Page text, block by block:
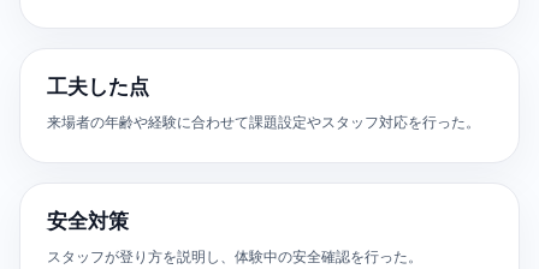
工夫した点
来場者の年齢や経験に合わせて課題設定やスタッフ対応を行った。
安全対策
スタッフが登り方を説明し、体験中の安全確認を行った。